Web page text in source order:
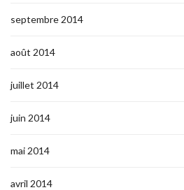
septembre 2014
août 2014
juillet 2014
juin 2014
mai 2014
avril 2014